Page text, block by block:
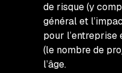
de risque (y
général et
pour
(le nombre de
l’âge.